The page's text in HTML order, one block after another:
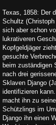
Texas, 1858: Der
Schultz
sich aber schon
lukrativeren
Kopfgeldjäger
gesuchte
beim zuständigen
nach drei
Sklaven Django
identifizieren
macht ihn zu
Schützlings im
Django ihn einen